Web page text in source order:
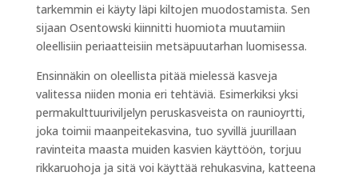
tarkemmin ei käyty läpi kiltojen muodostamista. Sen
sijaan Osentowski kiinnitti huomiota muutamiin
oleellisiin periaatteisiin metsäpuutarhan luomisessa.
Ensinnäkin on oleellista pitää mielessä kasveja
valitessa niiden monia eri tehtäviä. Esimerkiksi yksi
permakulttuuriviljelyn peruskasveista on raunioyrtti,
joka toimii maanpeitekasvina, tuo syvillä juurillaan
ravinteita maasta muiden kasvien käyttöön, torjuu
rikkaruohoja ja sitä voi käyttää rehukasvina, katteena